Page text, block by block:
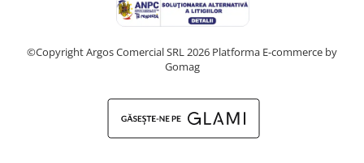
©Copyright Argos Comercial SRL 2026 Platforma E-commerce by
Gomag